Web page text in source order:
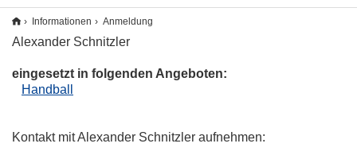
Informationen Anmeldung
Alexander Schnitzler
eingesetzt in folgenden Angeboten:
Handball
Kontakt mit Alexander Schnitzler aufnehmen: